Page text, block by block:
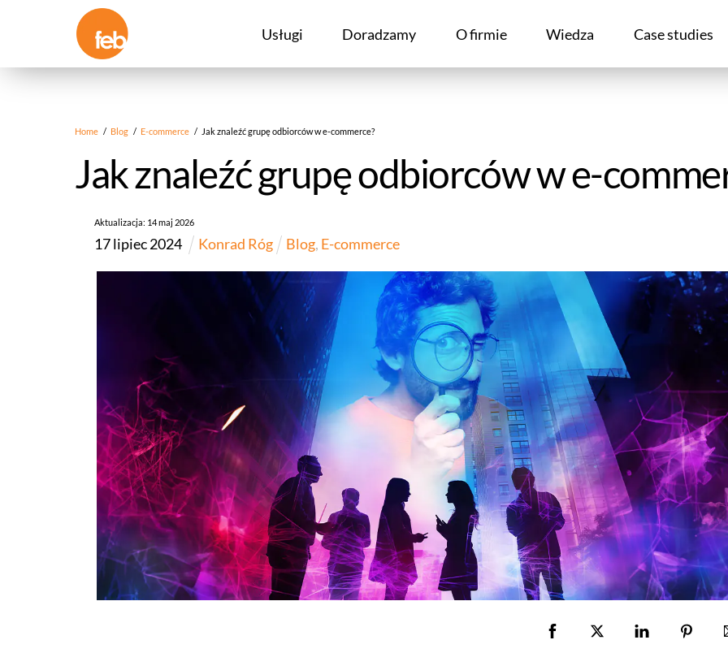
Usługi Doradzamy O firmie Wiedza Case studies
Home / Blog / E-commerce / Jak znaleźć grupę odbiorców w e-commerce?
Jak znaleźć grupę odbiorców w e-
Aktualizacja: 14maj 2026
17lipiec2024 Konrad Róg Blog, E-commerce